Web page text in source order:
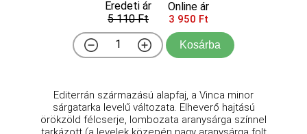
Eredeti ár
5 110 Ft
Online ár
3 950 Ft
Kosárba
Editerrán származású alapfaj, a Vinca minor
sárgatarka levelű változata. Elheverő hajtású
örökzöld félcserje, lombozata aranysárga színnel